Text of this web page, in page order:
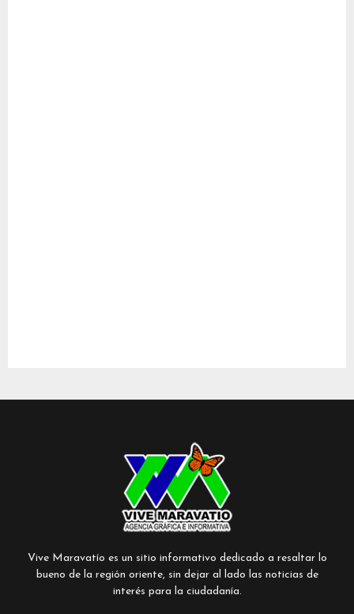
Vive Maravatío es un sitio informativo dedicado a resaltar lo
bueno de la región oriente, sin dejar al lado las noticias de
interés para la ciudadanía.